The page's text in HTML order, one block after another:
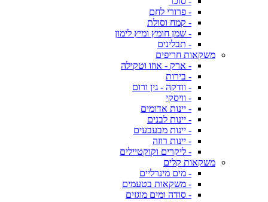
- פרורי לחם
- קמח וסולת
- שמן חומץ ומיץ לימון
- תבלינים
משקאות חריפים
- ארק - אוזו וטקילה
- בירות
- וודקה - גין ורום
- וויסקי
- יינות אדומים
- יינות לבנים
- יינות מבעבעים
- יינות רוזה
- ליקרים וקוקטיילים
משקאות קלים
- מים מינרליים
- משקאות בטעמים
- סודה ומים מוגזים